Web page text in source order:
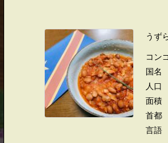
うず
コン
国名
人口
面積
首都
言語